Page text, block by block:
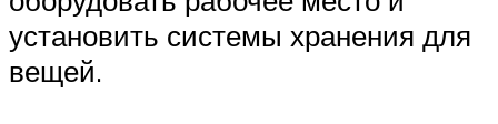
установить системы хранения для
вещей.